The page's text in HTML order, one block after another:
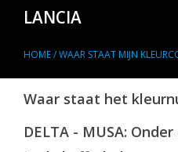
Lakstiften
Autolak in Blik
LANCIA
HOME/WAAR STAAT MIJN
Waar staat het
DELTA - MUSA: